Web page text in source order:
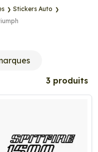
Stickers Auto
3 produits